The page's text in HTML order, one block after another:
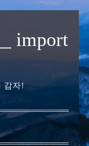
import
감자!